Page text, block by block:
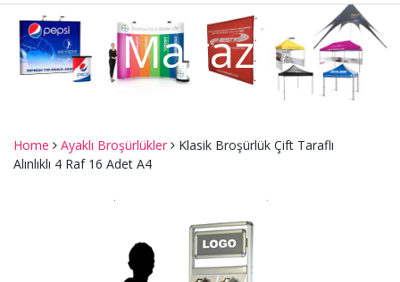
Mağaza
Home Ayaklı Broşürlükler
Klasik Broşürlük Çift Taraflı
Alınlıklı 4 Raf 16 Adet A4